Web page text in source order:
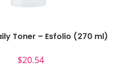
Toner – Esfolio (270 ml)
$20.54